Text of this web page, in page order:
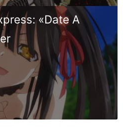
«Date A